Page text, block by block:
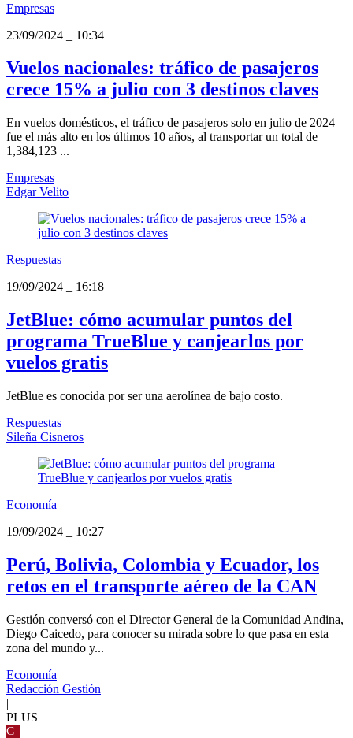
Empresas
23/09/2024
10:34
Vuelos nacionales: tráfico de pasajeros
crece 15% a julio con 3 destinos claves
En vuelos domésticos, el tráfico de pasajeros solo en julio de 2024
fue el más alto en los últimos 10 años, al transportar un total de
1,384,123 ...
Empresas
Edgar Velito
Respuestas
19/09/2024
16:18
JetBlue: cómo acumular puntos del
programa TrueBlue y canjearlos por
vuelos gratis
JetBlue es conocida por ser una aerolínea de bajo costo.
Respuestas
Sileña Cisneros
Economía
19/09/2024
10:27
Perú, Bolivia, Colombia y Ecuador, los
retos en el transporte aéreo de la CAN
Gestión conversó con el Director General de la Comunidad Andina,
Diego Caicedo, para conocer su mirada sobre lo que pasa en esta
zona del mundo y...
Economía
Redacción Gestión
|
PLUS
G